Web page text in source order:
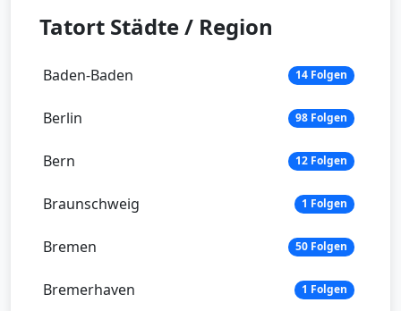
Tatort Städte / Region
Baden-Baden 14 Folgen
Berlin 98 Folgen
Bern 12 Folgen
Braunschweig 1 Folgen
Bremen 50 Folgen
Bremerhaven 1 Folgen